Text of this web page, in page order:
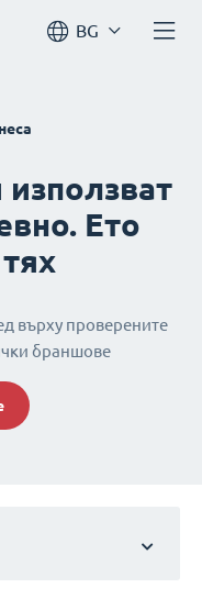
BG
Ето
върху проверените
браншове